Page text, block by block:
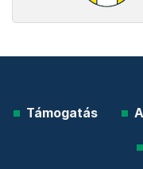
Támogatás